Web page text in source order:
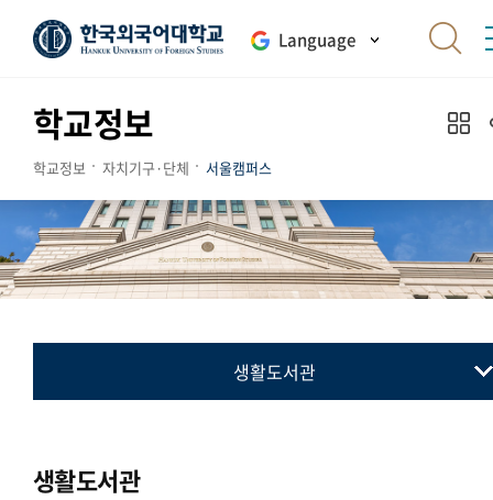
Language
학교정보
학교정보 자치기구·단체 서울캠퍼스
생활도서관
생활도서관